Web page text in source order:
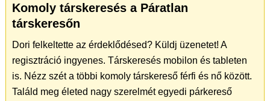
Komoly társkeresés a Páratlan
társkeresőn
Dori felkeltette az érdeklődésed? Küldj üzenetet! A
regisztráció ingyenes. Társkeresés mobilon és tableten
is. Nézz szét a többi komoly társkereső férfi és nő között.
Találd meg életed nagy szerelmét egyedi párkereső